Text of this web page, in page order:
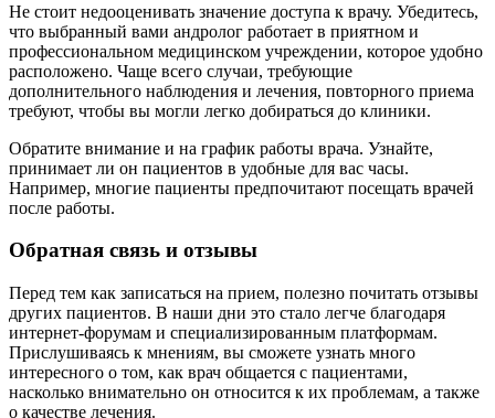
Не стоит недооценивать значение доступа к врачу. Убедитесь,
что выбранный вами андролог работает в приятном и
профессиональном медицинском учреждении, которое удобно
расположено. Чаще всего случаи, требующие
дополнительного наблюдения и лечения, повторного приема
требуют, чтобы вы могли легко добираться до клиники.
Обратите внимание и на график работы врача. Узнайте,
принимает ли он пациентов в удобные для вас часы.
Например, многие пациенты предпочитают посещать врачей
после работы.
Обратная связь и отзывы
Перед тем как записаться на прием, полезно почитать отзывы
других пациентов. В наши дни это стало легче благодаря
интернет-форумам и специализированным платформам.
Прислушиваясь к мнениям, вы сможете узнать много
интересного о том, как врач общается с пациентами,
насколько внимательно он относится к их проблемам, а также
о качестве лечения.